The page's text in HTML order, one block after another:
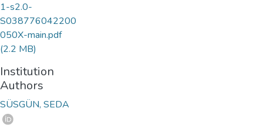
1-s2.0-
S038776042200
050X-main.pdf
(2.2 MB)
Institution
Authors
SÜSGÜN, SEDA